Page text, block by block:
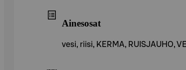
Ainesosat
vesi, riisi, KERMA, RUISJAUHO,